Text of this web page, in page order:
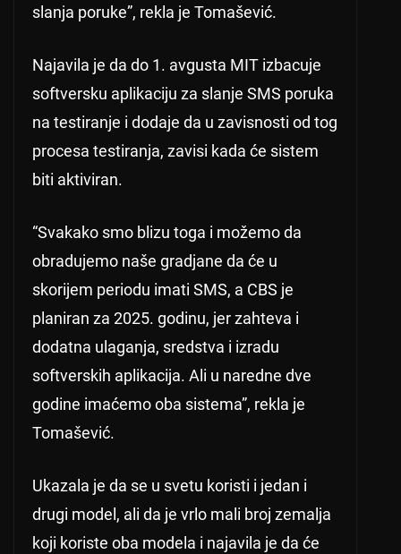
slanja poruke”, rekla je Tomašević.
Najavila je da do 1. avgusta MIT izbacuje
softversku aplikaciju za slanje SMS poruka
na testiranje i dodaje da u zavisnosti od tog
procesa testiranja, zavisi kada će sistem
biti aktiviran.
“Svakako smo blizu toga i možemo da
obradujemo naše gradjane da će u
skorijem periodu imati SMS, a CBS je
planiran za 2025. godinu, jer zahteva i
dodatna ulaganja, sredstva i izradu
softverskih aplikacija. Ali u naredne dve
godine imaćemo oba sistema”, rekla je
Tomašević.
Ukazala je da se u svetu koristi i jedan i
drugi model, ali da je vrlo mali broj zemalja
koji koriste oba modela i najavila je da će